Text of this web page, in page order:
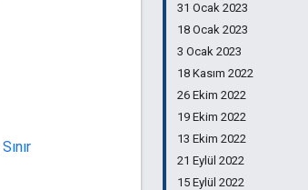
31 Ocak 2023
18 Ocak 2023
3 Ocak 2023
18 Kasım 2022
26 Ekim 2022
19 Ekim 2022
13 Ekim 2022
21 Eylül 2022
15 Eylül 2022
Sınır